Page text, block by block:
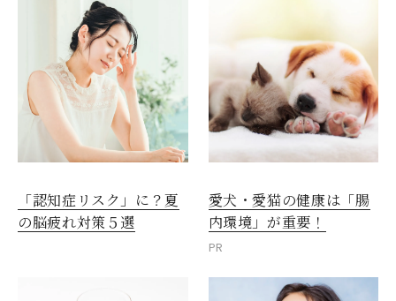
「認知症リスク」に？夏
の脳疲れ対策５選
愛犬・愛猫の健康は「腸
内環境」が重要！
PR